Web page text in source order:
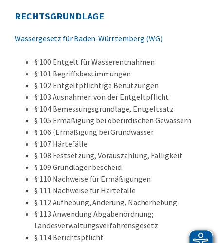
RECHTSGRUNDLAGE
Wassergesetz für Baden-Württemberg (WG)
§ 100 Entgelt für Wasserentnahmen
§ 101 Begriffsbestimmungen
§ 102 Entgeltpflichtige Benutzungen
§ 103 Ausnahmen von der Entgeltpflicht
§ 104 Bemessungsgrundlage, Entgeltsatz
§ 105 Ermäßigung bei oberirdischen Gewässern
§ 106 (Ermäßigung bei Grundwasser
§ 107 Härtefälle
§ 108 Festsetzung, Vorauszahlung, Fälligkeit
§ 109 Grundlagenbescheid
§ 110 Nachweise für Ermäßigungen
§ 111 Nachweise für Härtefälle
§ 112 Aufhebung, Änderung, Nacherhebung
§ 113 Anwendung Abgabenordnung;
Landesverwaltungsverfahrensgesetz
§ 114 Berichtspflicht